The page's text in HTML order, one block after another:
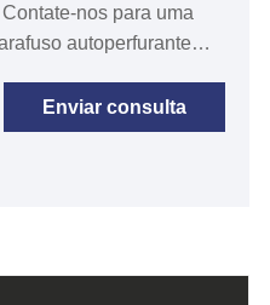
nos para uma
autoperfurante
instalação rápida e
de pré-perfuração de
Enviar consulta